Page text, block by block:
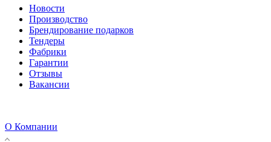
Новости
Производство
Брендирование подарков
Тендеры
Фабрики
Гарантии
Отзывы
Вакансии
О Компании